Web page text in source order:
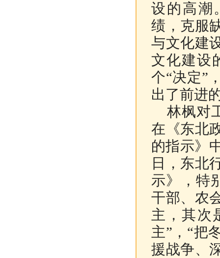
设的高潮
绩，克服
与文化建
文化建设
个“决定”
出了前进
林枫对
在《东北
的指示》
日，东北
示》，特
干部、农
主，其次
主”，“把
援战争、